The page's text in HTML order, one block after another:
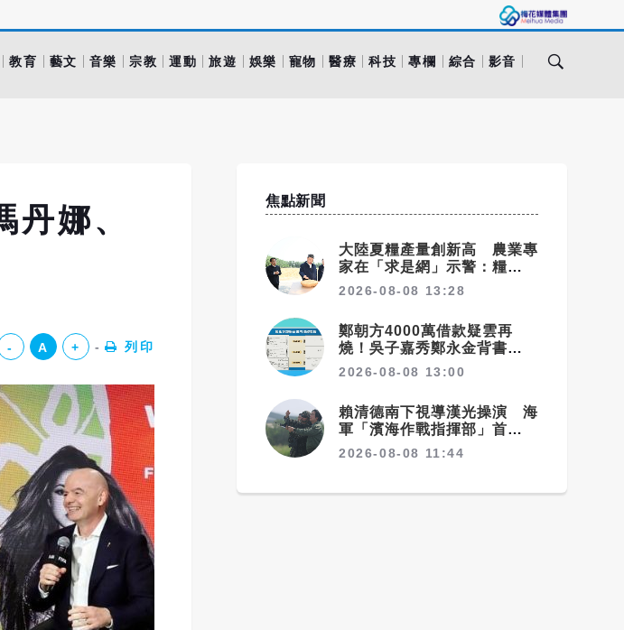
教育 藝文 音樂 宗教 運動 旅遊 娛樂 寵物 醫療 科技 專欄 綜合 影音
娜、
- A + 列印
焦點新聞
大陸夏糧產量創新高 農業專
家在「求是網」示警：糧食緊
張會長期存在
2026-08-08 13:28
鄭朝方4000萬借款疑雲再
燒！吳子嘉秀鄭永金背書票
據 追問2018選舉資金流向
2026-08-08 13:00
賴清德南下視導漢光操演 海
軍「濱海作戰指揮部」首次與
海巡聯合操演
2026-08-08 11:44